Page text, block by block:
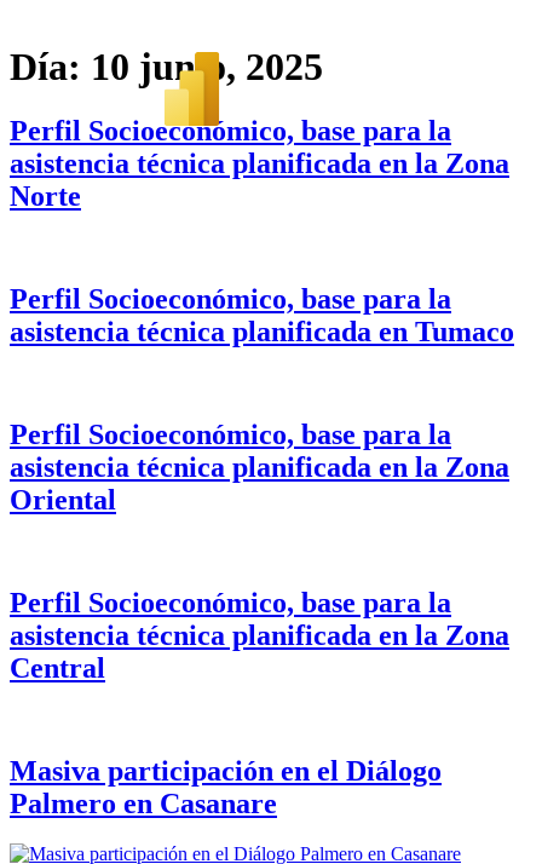
Día: 10 junio, 2025
Perfil Socioeconómico, base para la
asistencia técnica planificada en la Zona
Norte
Perfil Socioeconómico, base para la
asistencia técnica planificada en Tumaco
Perfil Socioeconómico, base para la
asistencia técnica planificada en la Zona
Oriental
Perfil Socioeconómico, base para la
asistencia técnica planificada en la Zona
Central
Masiva participación en el Diálogo
Palmero en Casanare